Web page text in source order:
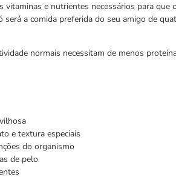
e nutrientes necessários para que
a comida preferida do seu amigo de
normais necessitam de menos
e textura especiais
do organismo
de pelo